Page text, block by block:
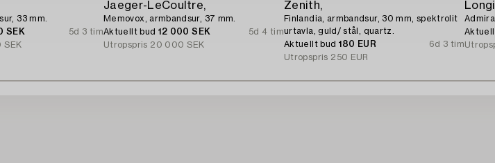
33 mm.
SEK
5d 3 tim
SEK
Jaeger-LeCoultre,
Memovox, armbandsur, 37 mm.
Aktuellt bud 12 000 SEK
5d 4 tim
Utropspris 20 000 SEK
Zenith,
Finlandia, armbandsur, 30 mm, spektrolit
urtavla, guld/ stål, quartz.
Aktuellt bud 180 EUR
6d 3 tim
Utropspris 250 EUR